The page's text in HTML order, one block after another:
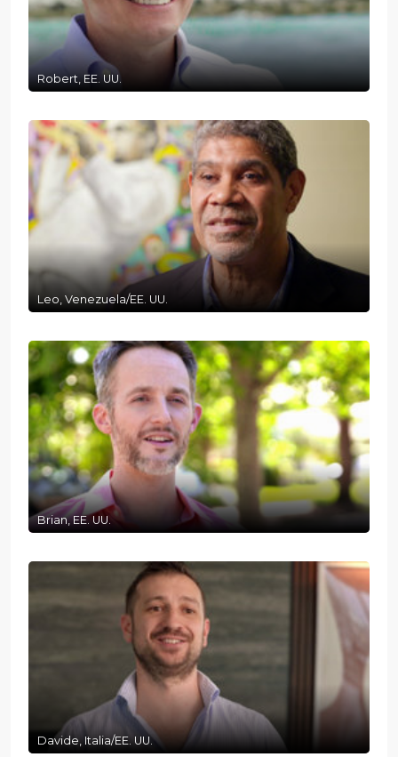
Robert, EE. UU.
Leo, Venezuela/EE. UU.
Brian, EE. UU.
Davide, Italia/EE. UU.